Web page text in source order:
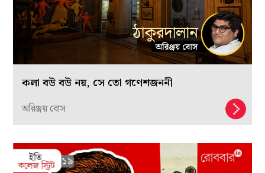
কলা বউ বউ নয়, সে তো গণেশজননী
অরিঞ্জয় বোস